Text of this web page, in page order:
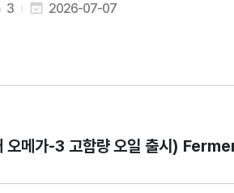
3 2026-07-07
오메가-3 고함량 오일 출시)